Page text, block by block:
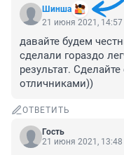
Шинша
21 июня 2021, 14:57
давайте будем
сделали гораздо
результат.
отличниками))
ОТВЕТИТЬ
Гость
21 июня 2021, 13:48